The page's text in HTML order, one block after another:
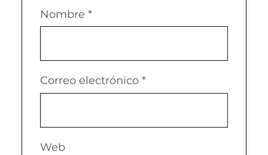
Nombre *
Correo electrónico *
Web